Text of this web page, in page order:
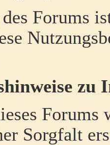
Forums
zu
Forums
Sorgfalt